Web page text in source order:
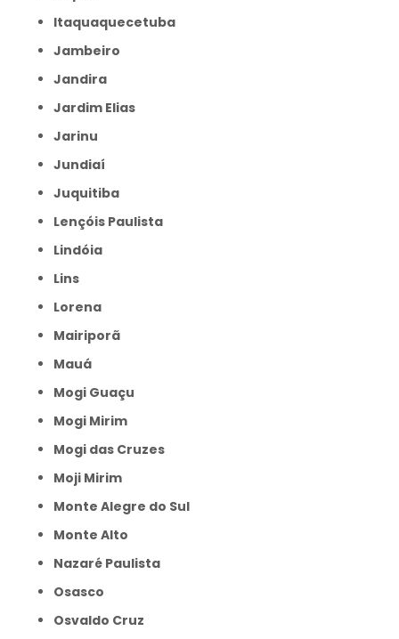
Itaquaquecetuba
Jambeiro
Jandira
Jardim Elias
Jarinu
Jundiaí
Juquitiba
Lençóis Paulista
Lindóia
Lins
Lorena
Mairiporã
Mauá
Mogi Guaçu
Mogi Mirim
Mogi das Cruzes
Moji Mirim
Monte Alegre do Sul
Monte Alto
Nazaré Paulista
Osasco
Osvaldo Cruz